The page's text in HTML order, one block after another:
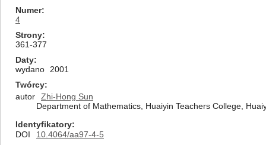
Numer
4
Strony
361-377
Daty
wydano
2001
Twórcy
autor
Zhi-Hong Sun
Department of Mathematics, Huaiyin Teachers College,
Identyfikatory
DOI
10.4064/aa97-4-5